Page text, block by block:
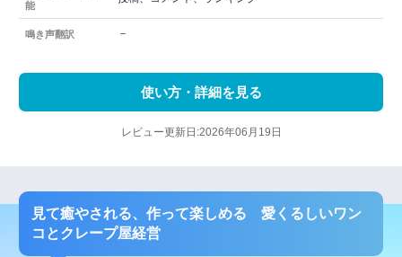
能
鳴き声翻訳 －
使い方・詳細を見る
レビュー更新日:2026年06月19日
見て癒やされる、作って楽しめる 愛くるしいワン
コとクレープ屋経営